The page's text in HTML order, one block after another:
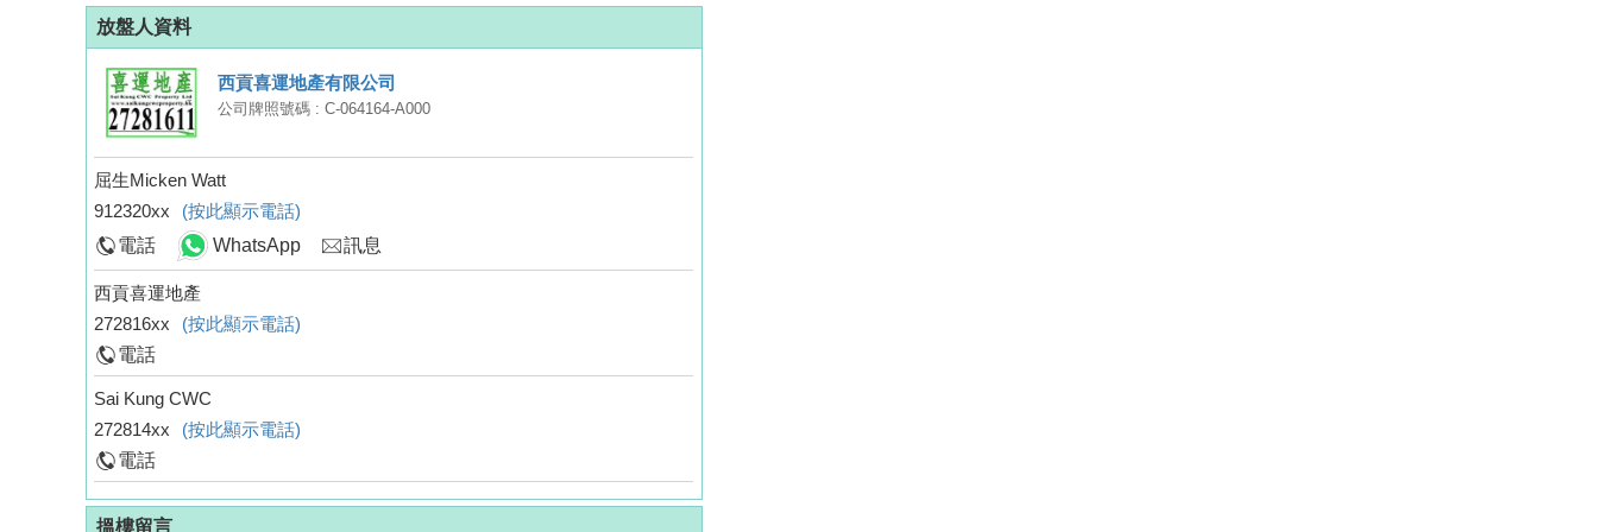
放盤人資料
西貢喜運地產有限公司
公司牌照號碼 : C-064164-A000
屈生Micken Watt
912320xx
(按此顯示電話)
電話
WhatsApp 訊息
西貢喜運地產
272816xx
(按此顯示電話)
電話
Sai Kung CWC
272814xx
(按此顯示電話)
電話
搵樓留言